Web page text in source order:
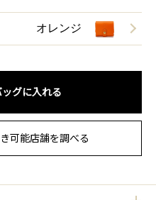
オレンジ
グに入れる
可能店舗を調べる